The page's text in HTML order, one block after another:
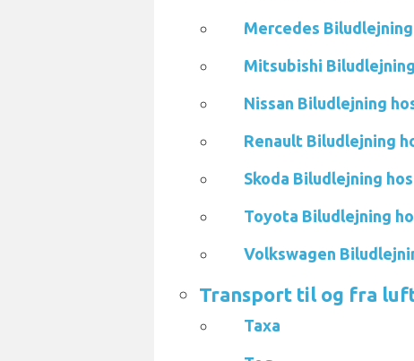
Mercedes
Mitsubishi
Nissan Biludlejning
Renault Biludlejning
Skoda Biludlejning
Toyota Biludlejning
Volkswagen
Transport til og fra
Taxa